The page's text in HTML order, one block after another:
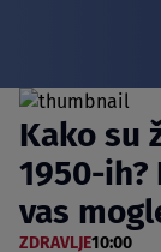
Kako su
1950-ih?
vas
ZDRAVLJE10:00